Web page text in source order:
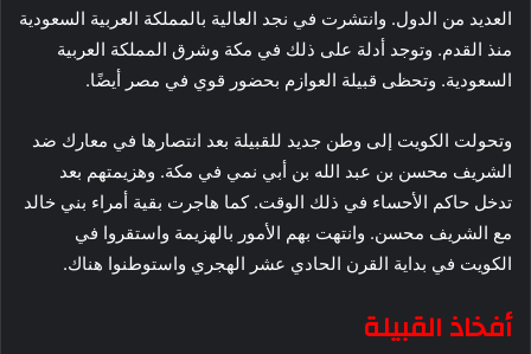
العديد من الدول. وانتشرت في نجد العالية بالمملكة العربية السعودية
منذ القدم. وتوجد أدلة على ذلك في مكة وشرق المملكة العربية
السعودية. وتحظى قبيلة العوازم بحضور قوي في مصر أيضًا.
وتحولت الكويت إلى وطن جديد للقبيلة بعد انتصارها في معارك ضد
الشريف محسن بن عبد الله بن أبي نمي في مكة. وهزيمتهم بعد
تدخل حاكم الأحساء في ذلك الوقت. كما هاجرت بقية أمراء بني خالد
مع الشريف محسن. وانتهت بهم الأمور بالهزيمة واستقروا في
الكويت في بداية القرن الحادي عشر الهجري واستوطنوا هناك.
أفخاذ القبيلة